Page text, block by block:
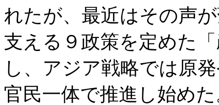
れたが、最近はその声
支える９政策を定めた
し、アジア戦略では原
官民一体で推進し始め